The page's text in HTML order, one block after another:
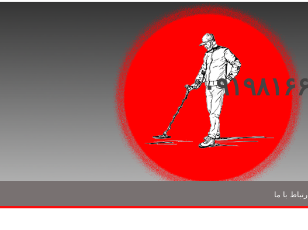
ارتباط با ما